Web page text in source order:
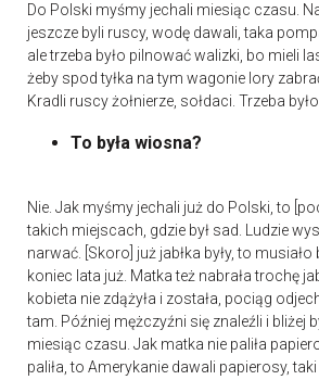
Do Polski myśmy jechali miesiąc czasu.
jeszcze byli ruscy, wodę dawali, taka
ale trzeba było pilnować walizki, bo mieli
żeby spod tyłka na tym wagonie lory
Kradli ruscy żołnierze, sołdaci. Trzeba
To była wiosna?
Nie. Jak myśmy jechali już do Polski, to
takich miejscach, gdzie był sad. Ludzie
narwać. [Skoro] już jabłka były, to musiało
koniec lata już. Matka też nabrała trochę
kobieta nie zdążyła i została, pociąg
tam. Później mężczyźni się znaleźli i bliżej
miesiąc czasu. Jak matka nie paliła
paliła, to Amerykanie dawali papierosy, taki